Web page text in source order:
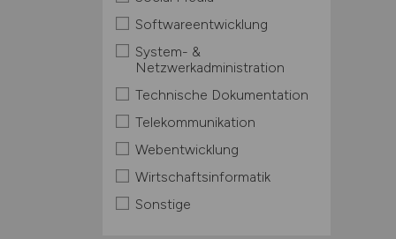
Softwareentwicklung
System- &
Netzwerkadministration
Technische Dokumentation
Telekommunikation
Webentwicklung
Wirtschaftsinformatik
Sonstige